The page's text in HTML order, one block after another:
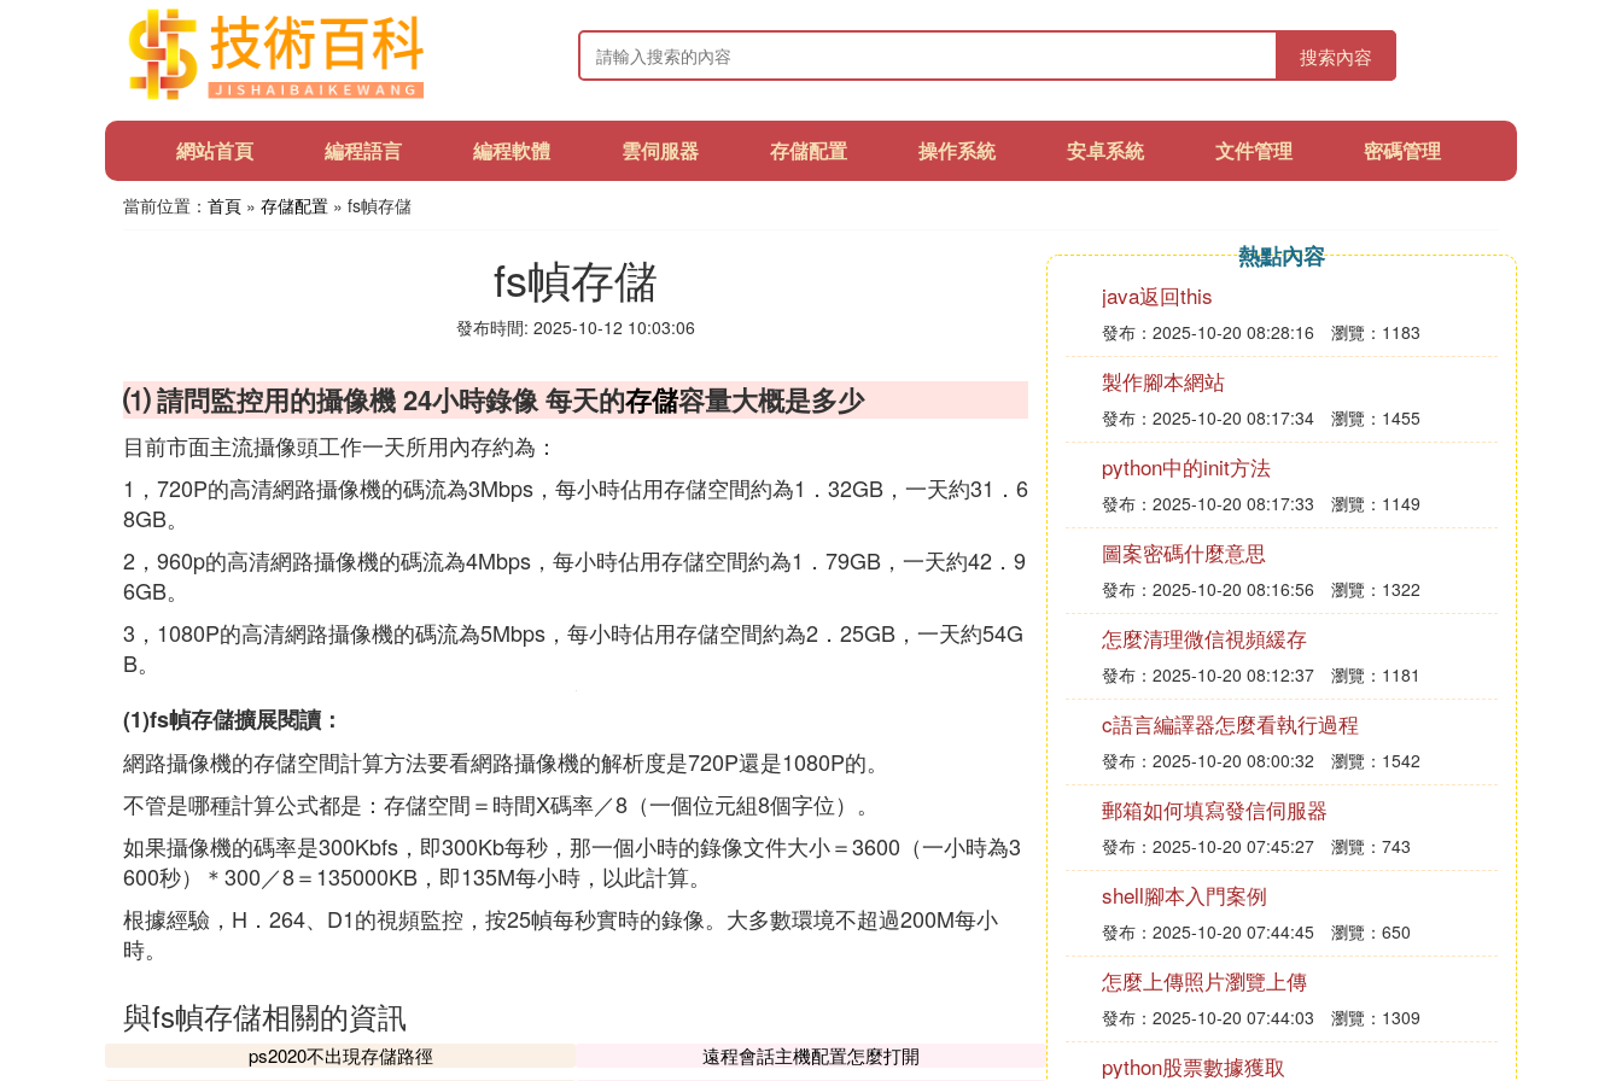
搜索內容
網站首頁 編程語言 編程軟體 雲伺服器 存儲配置 操作系統 安卓系統 文件管理 密碼管理
當前位置： 首頁 » 存儲配置 » fs幀存儲
fs幀存儲
發布時間: 2025-10-12 10:03:06
⑴ 請問監控用的攝像機 24小時錄像 每天的存儲容量大概是多少
目前市面主流攝像頭工作一天所用內存約為：
1，720P的高清網路攝像機的碼流為3Mbps，每小時佔用存儲空間約為1．32GB，一天約31．6
8GB。
2，960p的高清網路攝像機的碼流為4Mbps，每小時佔用存儲空間約為1．79GB，一天約42．9
6GB。
3，1080P的高清網路攝像機的碼流為5Mbps，每小時佔用存儲空間約為2．25GB，一天約54G
B。
(1)fs幀存儲擴展閱讀：
網路攝像機的存儲空間計算方法要看網路攝像機的解析度是720P還是1080P的。
不管是哪種計算公式都是：存儲空間＝時間X碼率／8（一個位元組8個字位）。
如果攝像機的碼率是300Kbfs，即300Kb每秒，那一個小時的錄像文件大小＝3600（一小時為3
600秒）＊300／8＝135000KB，即135M每小時，以此計算。
根據經驗，H．264、D1的視頻監控，按25幀每秒實時的錄像。大多數環境不超過200M每小
時。
與fs幀存儲相關的資訊
ps2020不出現存儲路徑
遠程會話主機配置怎麼打開
熱點內容
java返回this
發布：2025-10-20 08:28:16 瀏覽：1183
製作腳本網站
發布：2025-10-20 08:17:34 瀏覽：1455
python中的init方法
發布：2025-10-20 08:17:33 瀏覽：1149
圖案密碼什麼意思
發布：2025-10-20 08:16:56 瀏覽：1322
怎麼清理微信視頻緩存
發布：2025-10-20 08:12:37 瀏覽：1181
c語言編譯器怎麼看執行過程
發布：2025-10-20 08:00:32 瀏覽：1542
郵箱如何填寫發信伺服器
發布：2025-10-20 07:45:27 瀏覽：743
shell腳本入門案例
發布：2025-10-20 07:44:45 瀏覽：650
怎麼上傳照片瀏覽上傳
發布：2025-10-20 07:44:03 瀏覽：1309
python股票數據獲取